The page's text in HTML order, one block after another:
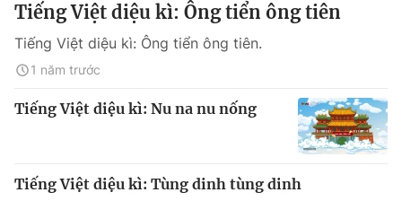
Tiếng Việt diệu kì: Ông tiển ông tiên
Tiếng Việt diệu kì: Ông tiển ông tiên.
1 năm trước
Tiếng Việt diệu kì: Nu na nu nống
Tiếng Việt diệu kì: Tùng dinh tùng dinh